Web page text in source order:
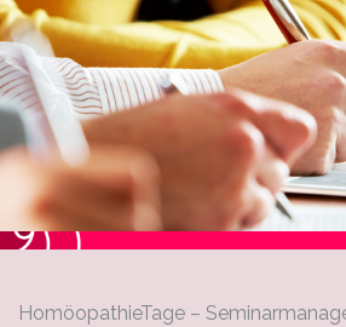
SEMINARE
REFERENTEN
SEMINARHÄUSER
KONTAKT
IMPRESSUM
HomöopathieTage –